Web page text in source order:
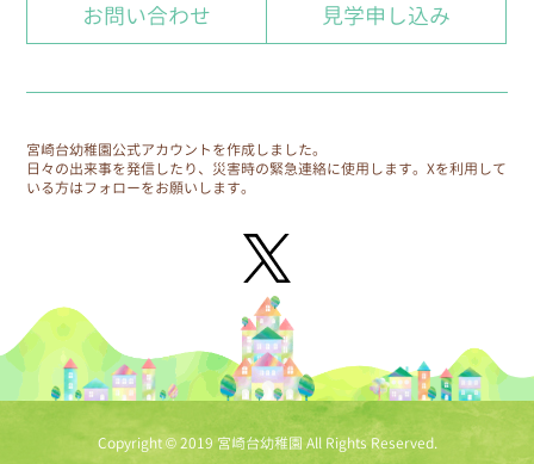
自ら保有する個人情報を保護するための方針、規
則、計画、実施、監査および見直しを、学園全体
9.個人情報保護に関する相談窓口
個人情報保護に関する相談窓口を、各園に設置し
お問い合わせ 見学申し込み
宮崎台幼稚園公式アカウントを作成しました。
日々の出来事を発信したり、災害時の緊急連絡に使用します。Xを利用して
いる方はフォローをお願いします。
Copyright © 2019 宮崎台幼稚園 All Rights Reserved.